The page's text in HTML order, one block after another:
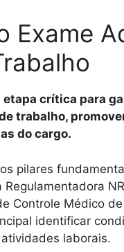
Exame
crítica para
trabalho,
do cargo.
pilares
Controle Médico
identificar
laborais.